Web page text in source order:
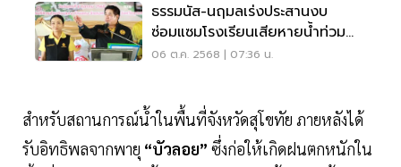
ธรรมนัส-นฤมลเร่งประสานงบ
ซ่อมแซมโรงเรียนเสียหายน้ำท่วม
สุโขทัย
06 ต.ค. 2568 | 07:36 น.
สำหรับสถานการณ์น้ำในพื้นที่จังหวัดสุโขทัย ภายหลังได้
รับอิทธิพลจากพายุ “บัวลอย” ซึ่งก่อให้เกิดฝนตกหนักใน